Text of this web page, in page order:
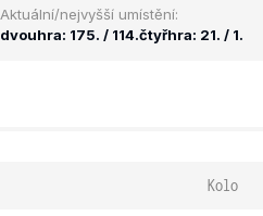
Aktuální/nejvyšší umístění:
dvouhra: 175. / 114.čtyřhra: 21. / 1.
Kolo